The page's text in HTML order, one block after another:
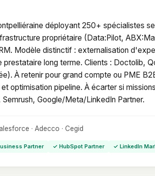
déployant 250+ spécialistes
propriétaire (Data:Pilot,
Modèle distinctif : externalisation
long terme. Clients : Doctolib,
À retenir pour grand compte ou PME
optimisation pipeline. À écarter si
Google/Meta/LinkedIn Partner.
· Adecco · Cegid
Partner ✓ HubSpot Partner ✓ LinkedIn